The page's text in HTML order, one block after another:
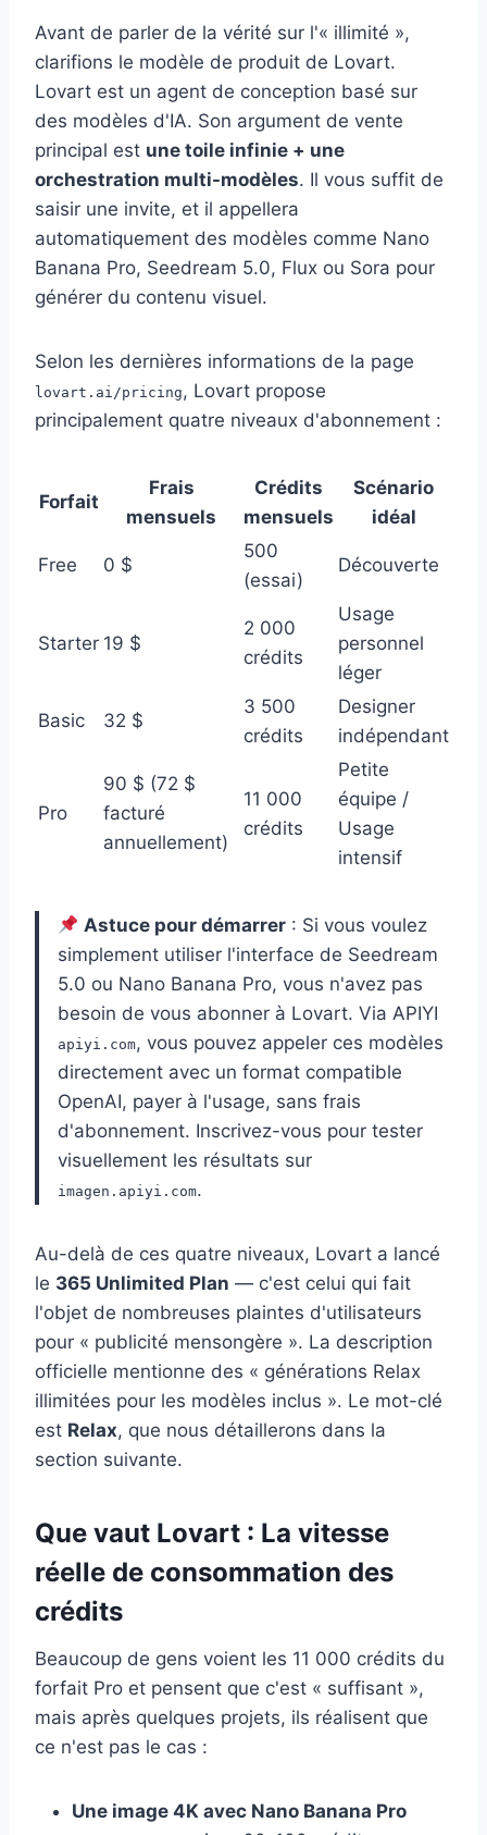
Avant de parler de la vérité sur l'« illimité »,
clarifions le modèle de produit de Lovart.
Lovart est un agent de conception basé sur
des modèles d'IA. Son argument de vente
principal est une toile infinie + une
orchestration multi-modèles. Il vous suffit de
saisir une invite, et il appellera
automatiquement des modèles comme Nano
Banana Pro, Seedream 5.0, Flux ou Sora pour
générer du contenu visuel.
Selon les dernières informations de la page
lovart.ai/pricing , Lovart propose
principalement quatre niveaux d'abonnement :
Forfait
Frais
mensuels
Crédits
mensuels
Scénario
idéal
Free 0 $
500
(essai)
Découverte
Starter 19 $
2 000
crédits
Usage
personnel
léger
Basic 32 $
3 500
crédits
Designer
indépendant
Pro
90 $ (72 $
facturé
annuellement)
11 000
crédits
Petite
équipe /
Usage
intensif
Astuce pour démarrer : Si vous voulez
simplement utiliser l'interface de Seedream
5.0 ou Nano Banana Pro, vous n'avez pas
besoin de vous abonner à Lovart. Via APIYI
apiyi.com, vous pouvez appeler ces modèles
directement avec un format compatible
OpenAI, payer à l'usage, sans frais
d'abonnement. Inscrivez-vous pour tester
visuellement les résultats sur
imagen.apiyi.com.
Au-delà de ces quatre niveaux, Lovart a lancé
le 365 Unlimited Plan — c'est celui qui fait
l'objet de nombreuses plaintes d'utilisateurs
pour « publicité mensongère ». La description
officielle mentionne des « générations Relax
illimitées pour les modèles inclus ». Le mot-clé
est Relax, que nous détaillerons dans la
section suivante.
Que vaut Lovart : La vitesse
réelle de consommation des
crédits
Beaucoup de gens voient les 11 000 crédits du
forfait Pro et pensent que c'est « suffisant »,
mais après quelques projets, ils réalisent que
ce n'est pas le cas :
Une image 4K avec Nano Banana Pro